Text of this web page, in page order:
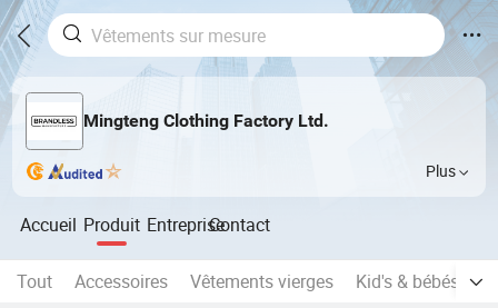
Mingteng Clothing Factory Ltd.
Plus
Accueil Produit EntrepriseContact
Tout Accessoires Vêtements vierges Kid's & bébés